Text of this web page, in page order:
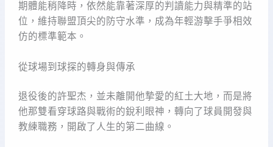
期體能稍降時，依然能靠著深厚的判讀能力與精準的站
位，維持聯盟頂尖的防守水準，成為年輕游擊手爭相效
仿的標準範本。
從球場到球探的轉身與傳承
退役後的許聖杰，並未離開他摯愛的紅土大地，而是將
他那雙看穿球路與戰術的銳利眼神，轉向了球員開發與
教練職務，開啟了人生的第二曲線。